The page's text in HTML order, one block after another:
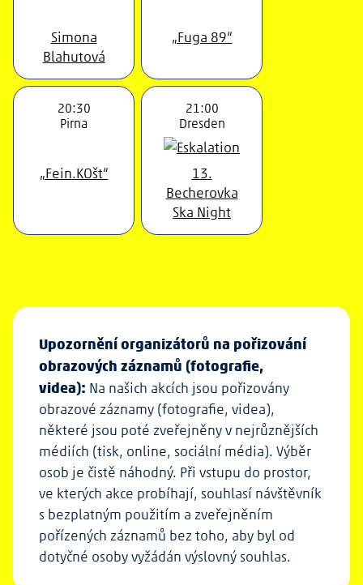
Simona
Blahutová
„Fuga 89“
20:30
Pirna
„Fein.KOšt“
21:00
Dresden
13.
Becherovka
Ska Night
Upozornění organizátorů na pořizování
obrazových záznamů (fotografie,
videa): Na našich akcích jsou pořizovány
obrazové záznamy (fotografie, videa),
některé jsou poté zveřejněny v nejrůznějších
médiích (tisk, online, sociální média). Výběr
osob je čistě náhodný. Při vstupu do prostor,
ve kterých akce probíhají, souhlasí návštěvník
s bezplatným použitím a zveřejněním
pořízených záznamů bez toho, aby byl od
dotyčné osoby vyžádán výslovný souhlas.